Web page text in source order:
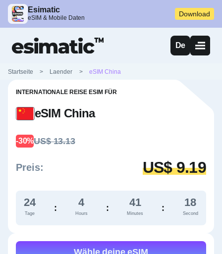
Esimatic
eSIM & Mobile Daten Download
De
Startseite > Laender > eSIM China
INTERNATIONALE REISE ESIM FÜR
eSIM China
-30%US$ 13.13
Preis: US$ 9.19
24
Tage
: 4
Hours
: 41
Minutes
: 17
Second
Wähle deine eSIM